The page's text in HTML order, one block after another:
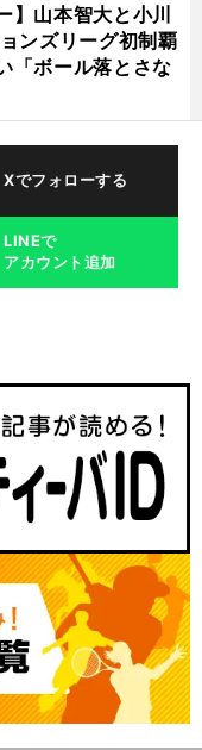
】山本智大と小川
ンズリーグ初制覇
「ボール落とさな
Xでフォローする
LINEで
アカウント追加